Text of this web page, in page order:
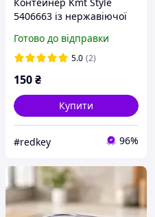
5406663 із нержавіючої
кришкою на кліпсі 10×7,5
см
Готово до відправки
5.0 (2)
150₴
Купити
#redkey 96%